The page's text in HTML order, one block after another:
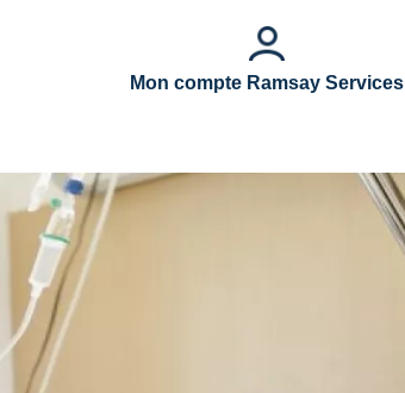
Mon compte Ramsay Services